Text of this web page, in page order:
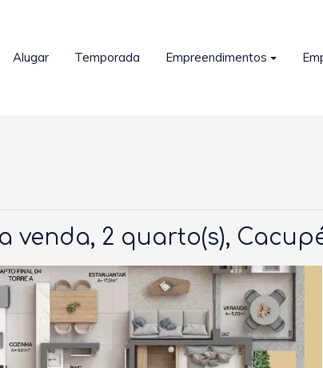
Alugar Temporada Empreendimentos
venda, 2 quarto(s),